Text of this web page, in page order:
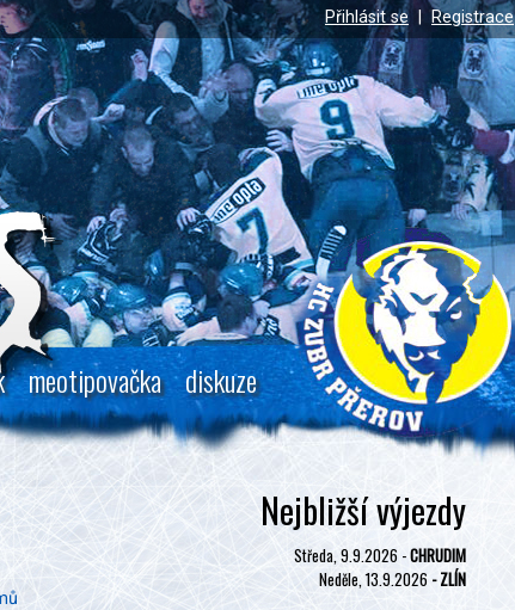
Přihlásit se Registrace
meotipovačka diskuze
Nejbližší výjezdy
Středa, 9.9.2026 -CHRUDIM
Neděle, 13.9.2026 - ZLÍN